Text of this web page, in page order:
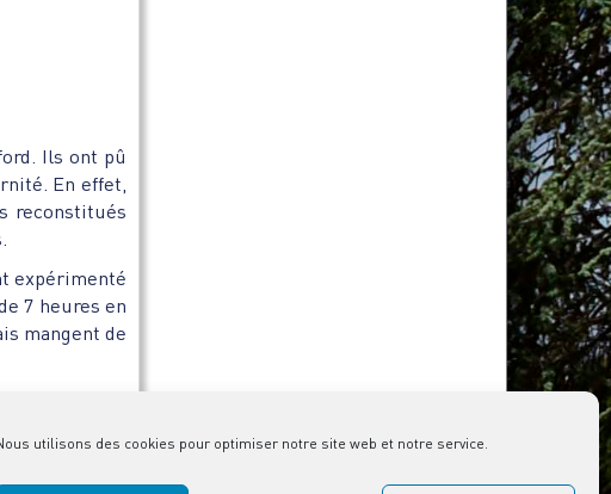
utilisons des cookies pour optimiser notre site web et notre service.
Ils ont pû
En effet,
reconstitués
expérimenté
7 heures en
mangent de
revoir leurs
de